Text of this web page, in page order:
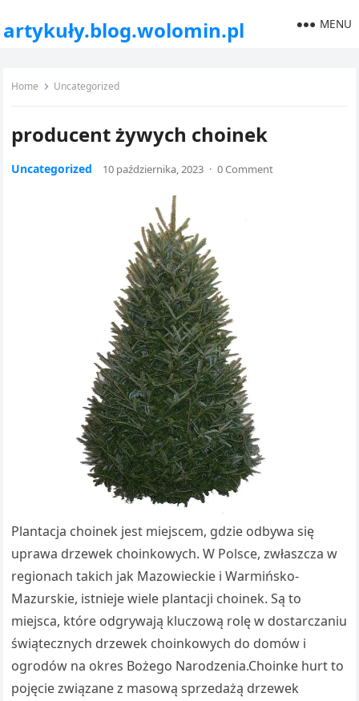
artykuły.blog.wolomin.pl MENU
Home Uncategorized
producent żywych choinek
Uncategorized 10 października, 2023 · 0 Comment
Plantacja choinek jest miejscem, gdzie odbywa się
uprawa drzewek choinkowych. W Polsce, zwłaszcza w
regionach takich jak Mazowieckie i Warmińsko-
Mazurskie, istnieje wiele plantacji choinek. Są to
miejsca, które odgrywają kluczową rolę w dostarczaniu
świątecznych drzewek choinkowych do domów i
ogrodów na okres Bożego Narodzenia.Choinke hurt to
pojęcie związane z masową sprzedażą drzewek